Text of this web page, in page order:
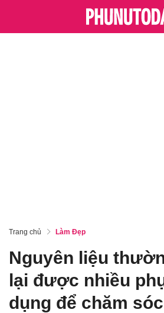
Trang chủ Làm Đẹp
Nguyên liệu
lại được nhiều
dụng để chăm